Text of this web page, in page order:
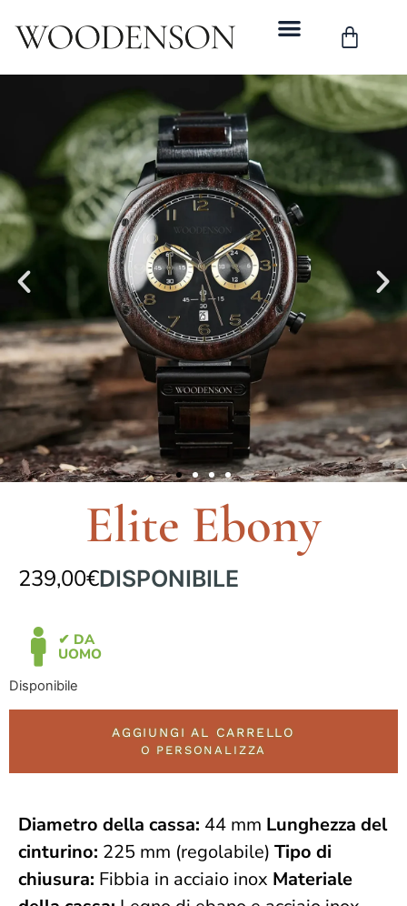
Elite Ebony
239,00€DISPONIBILE
✔ DA
UOMO
Disponibile
AGGIUNGI AL CARRELLO
O PERSONALIZZA
Diametro della cassa: 44 mm Lunghezza del
cinturino: 225 mm (regolabile) Tipo di
chiusura: Fibbia in acciaio inox Materiale